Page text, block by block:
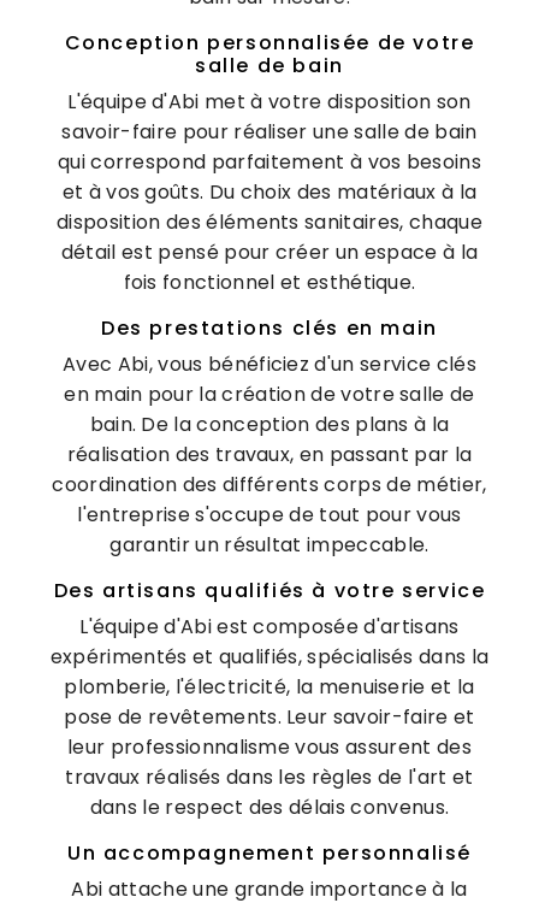
Conception personnalisée de votre
salle de bain
L'équipe d'Abi met à votre disposition son
savoir-faire pour réaliser une salle de bain
qui correspond parfaitement à vos besoins
et à vos goûts. Du choix des matériaux à la
disposition des éléments sanitaires, chaque
détail est pensé pour créer un espace à la
fois fonctionnel et esthétique.
Des prestations clés en main
Avec Abi, vous bénéficiez d'un service clés
en main pour la création de votre salle de
bain. De la conception des plans à la
réalisation des travaux, en passant par la
coordination des différents corps de métier,
l'entreprise s'occupe de tout pour vous
garantir un résultat impeccable.
Des artisans qualifiés à votre service
L'équipe d'Abi est composée d'artisans
expérimentés et qualifiés, spécialisés dans la
plomberie, l'électricité, la menuiserie et la
pose de revêtements. Leur savoir-faire et
leur professionnalisme vous assurent des
travaux réalisés dans les règles de l'art et
dans le respect des délais convenus.
Un accompagnement personnalisé
Abi attache une grande importance à la